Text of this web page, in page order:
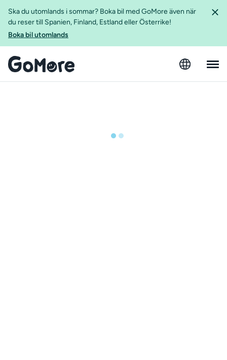
Ska du utomlands i sommar? Boka bil med GoMore även när
du reser till Spanien, Finland, Estland eller Österrike!
Boka bil utomlands